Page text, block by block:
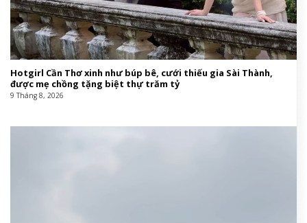
Hotgirl Cần Thơ xinh như búp bê, cưới thiếu gia Sài Thành,
được mẹ chồng tặng biệt thự trăm tỷ
9 Tháng 8, 2026